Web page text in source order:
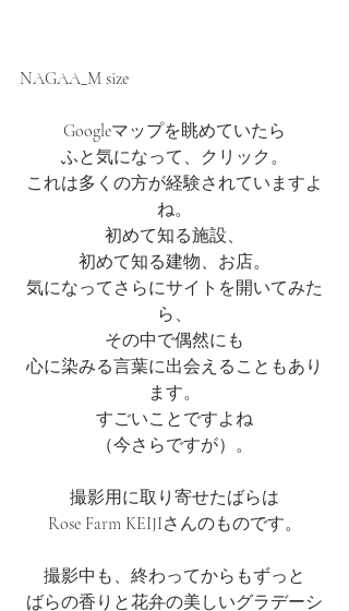
NAGAA_M size
Googleマップを眺めていたら
ふと気になって、クリック。
これは多くの方が経験されていますよ
ね。
初めて知る施設、
初めて知る建物、お店。
気になってさらにサイトを開いてみた
ら、
その中で偶然にも
心に染みる言葉に出会えることもあり
ます。
すごいことですよね
（今さらですが）。
撮影用に取り寄せたばらは
Rose Farm KEIJIさんのものです。
撮影中も、終わってからもずっと
ばらの香りと花弁の美しいグラデーシ